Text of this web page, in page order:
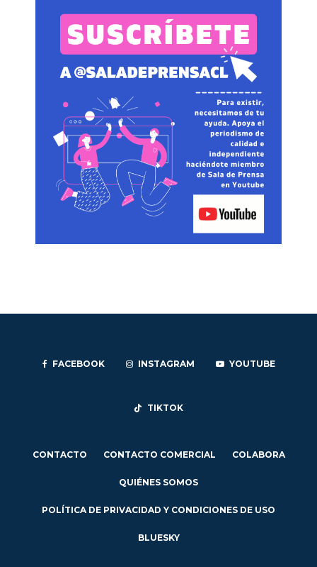
FACEBOOK INSTAGRAM YOUTUBE
TIKTOK
CONTACTO CONTACTO COMERCIAL COLABORA
QUIÉNES SOMOS
POLÍTICA DE PRIVACIDAD Y CONDICIONES DE USO
BLUESKY